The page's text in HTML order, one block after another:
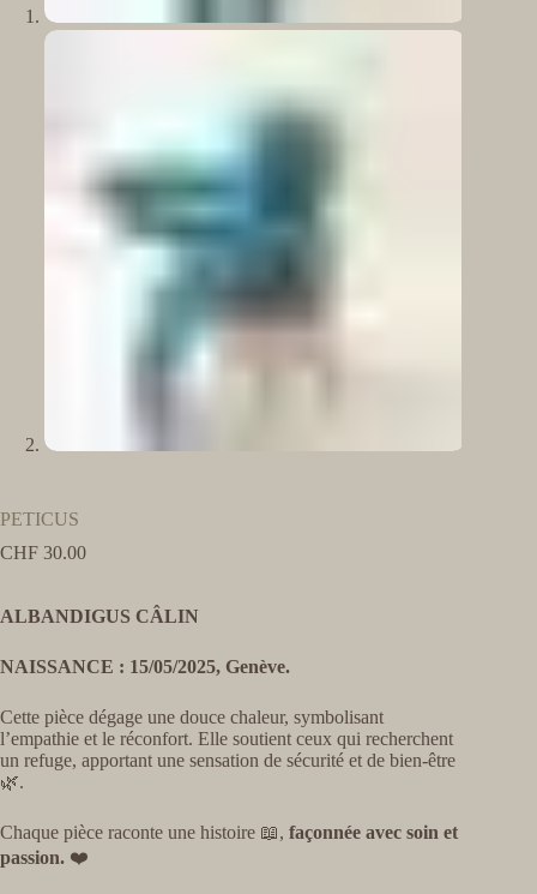
PETICUS
CHF 30.00
ALBANDIGUS CÂLIN
NAISSANCE : 15/05/2025, Genève.
Cette pièce dégage une douce chaleur, symbolisant
l’empathie et le réconfort. Elle soutient ceux qui recherchent
un refuge, apportant une sensation de sécurité et de bien-être
🌿.
Chaque pièce raconte une histoire 📖, façonnée avec soin et
passion. ❤️